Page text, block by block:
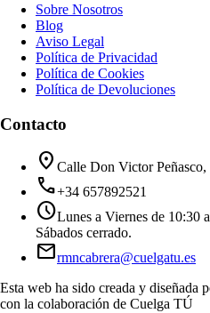
Sobre Nosotros
Blog
Aviso Legal
Política de Privacidad
Política de Cookies
Política de Devoluciones
Contacto
location_on Calle Don Victor
call+34 657892521
scheduleLunes a Viernes de 10:30
Sábados cerrado.
mailrmncabrera@cuelgatu.es
Esta web ha sido creada y diseñada
con la colaboración de Cuelga TÚ